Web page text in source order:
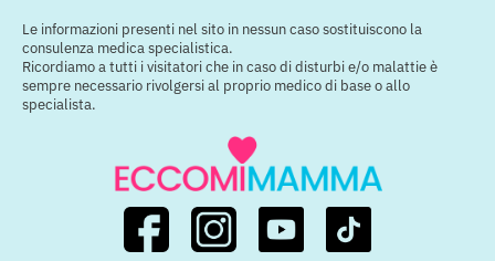
Le informazioni presenti nel sito in nessun caso sostituiscono la
consulenza medica specialistica.
Ricordiamo a tutti i visitatori che in caso di disturbi e/o malattie è
sempre necessario rivolgersi al proprio medico di base o allo
specialista.